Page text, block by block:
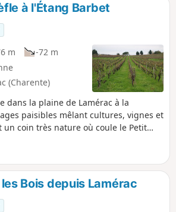
à l'Étang Barbet
m
-72 m
(Charente)
dans la plaine de Lamérac à la
paisibles mêlant cultures, vignes et
un coin très nature où coule le Petit
traditionnel.
Bois depuis Lamérac